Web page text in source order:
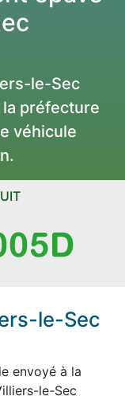
le-Sec
préfecture
véhicule
le-Sec
envoyé à la
le-Sec